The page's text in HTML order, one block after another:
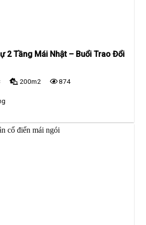
2 Tầng Mái Nhật – Buổi Trao Đổi
200m2 874